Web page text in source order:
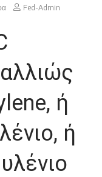
Fed-Admin
ή
ή